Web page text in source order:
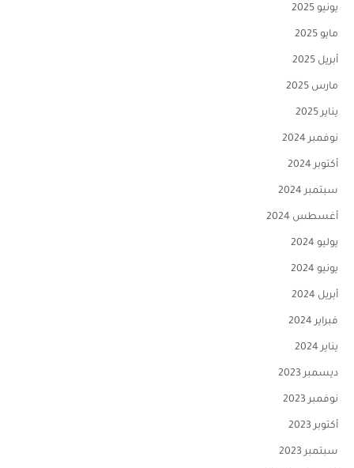
يونيو 2025
مايو 2025
أبريل 2025
مارس 2025
يناير 2025
نوفمبر 2024
أكتوبر 2024
سبتمبر 2024
أغسطس 2024
يوليو 2024
يونيو 2024
أبريل 2024
فبراير 2024
يناير 2024
ديسمبر 2023
نوفمبر 2023
أكتوبر 2023
سبتمبر 2023